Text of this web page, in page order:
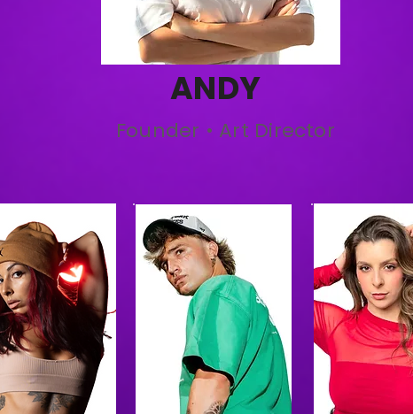
ANDY
Founder • Art Director